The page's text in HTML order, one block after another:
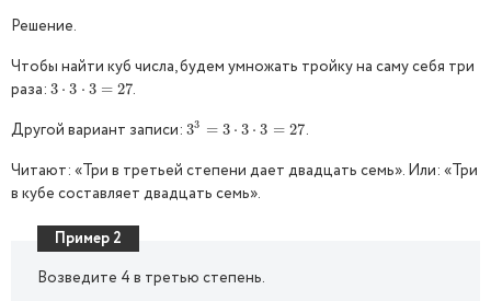
Решение.
Чтобы найти куб числа, будем умножать тройку на саму себя три
раза: 3 ⋅ 3 ⋅ 3 = 27
3 3⋅3 =27
.
Другой вариант записи: 33 = 3 ⋅ 3 ⋅ 3 = 27
33 =3 3 3= 27
.
Читают: «Три в третьей степени дает двадцать семь». Или: «Три
в кубе составляет двадцать семь».
Пример 2
Возведите 4 в третью степень.